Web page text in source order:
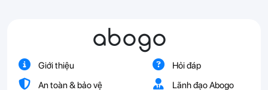
abogo
Giới thiệu
An toàn & bảo vệ
Hỏi đáp
Lãnh đạo Abogo